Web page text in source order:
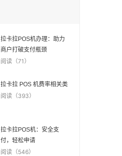
拉卡拉POS机办理：助力
商户打破支付瓶颈
阅读（71）
拉卡拉 POS 机费率相关类
阅读（393）
拉卡拉POS机：安全支
付，轻松申请
阅读（546）